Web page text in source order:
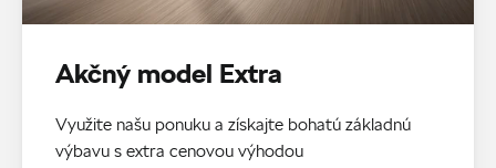
Akčný model Extra
Využite našu ponuku a získajte bohatú základnú
výbavu s extra cenovou výhodou